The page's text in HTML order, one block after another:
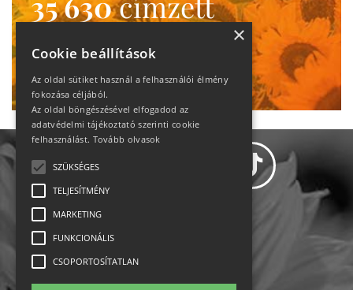
heti motiváció
Ne maradj le!
Állásajánlatok
×
Cookie beállítások
Az oldal sütiket használ a felhasználói élmény
fokozása céljából.
Az oldal böngészésével elfogadod az
adatvédelmi tájékoztató szerinti cookie
felhasználást. Tovább olvasok
SZÜKSÉGES
TELJESÍTMÉNY
MARKETING
FUNKCIONÁLIS
CSOPORTOSÍTATLAN